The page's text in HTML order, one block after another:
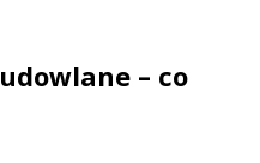
– co